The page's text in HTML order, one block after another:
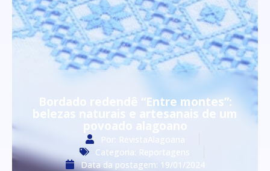
Bordado redendê “Entre montes”:
belezas naturais e artesanais de um
povoado alagoano
Por: RevistaAlagoana
Categoria: Reportagens
Data da postagem: 19/01/2024